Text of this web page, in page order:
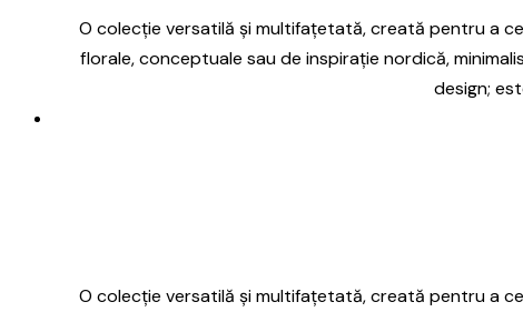
O colecție versatilă și multifațetată, creată pentru a
florale, conceptuale sau de inspirație nordică,
design;
O colecție versatilă și multifațetată, creată pentru a